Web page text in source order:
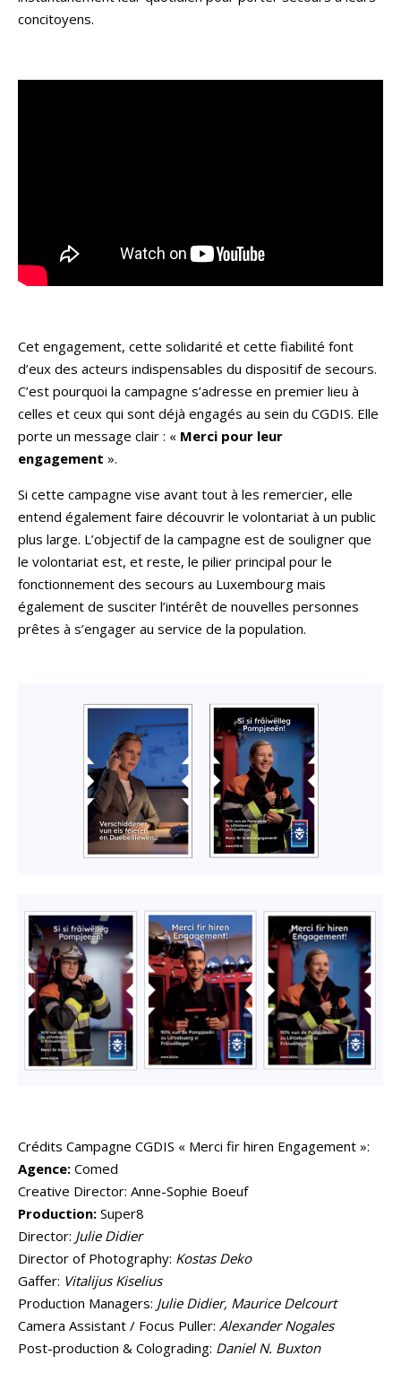
concitoyens.
Cet engagement, cette solidarité et cette fiabilité font
d’eux des acteurs indispensables du dispositif de secours.
C’est pourquoi la campagne s’adresse en premier lieu à
celles et ceux qui sont déjà engagés au sein du CGDIS. Elle
porte un message clair : « Merci pour leur
engagement ».
Si cette campagne vise avant tout à les remercier, elle
entend également faire découvrir le volontariat à un public
plus large. L’objectif de la campagne est de souligner que
le volontariat est, et reste, le pilier principal pour le
fonctionnement des secours au Luxembourg mais
également de susciter l’intérêt de nouvelles personnes
prêtes à s’engager au service de la population.
Crédits Campagne CGDIS « Merci fir hiren Engagement »:
Agence: Comed
Creative Director: Anne-Sophie Boeuf
Production: Super8
Director: Julie Didier
Director of Photography: Kostas Deko
Gaffer: Vitalijus Kiselius
Production Managers: Julie Didier, Maurice Delcourt
Camera Assistant / Focus Puller: Alexander Nogales
Post-production & Colograding: Daniel N. Buxton